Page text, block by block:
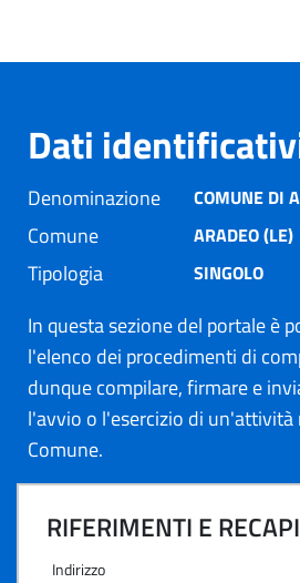
Dati
Denominazione COMUNE DI
Comune ARADEO (LE)
Tipologia SINGOLO
In questa sezione del portale è
l'elenco dei procedimenti di
dunque compilare, firmare e
l'avvio o l'esercizio di
Comune.
RIFERIMENTI E
Indirizzo